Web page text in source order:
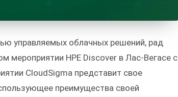
управляемых облачных решений, рад
мероприятии HPE Discover в Лас-Вегасе с
CloudSigma представит свое
преимущества своей